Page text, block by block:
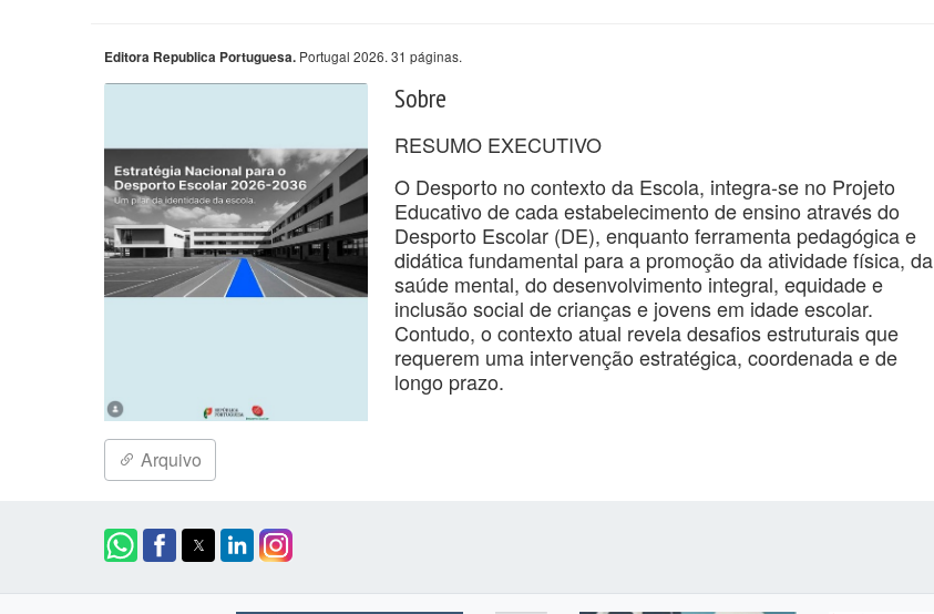
Editora Republica Portuguesa. Portugal 2026. 31 páginas.
Sobre
RESUMO EXECUTIVO
O Desporto no contexto da Escola, integra-se no Projeto
Educativo de cada estabelecimento de ensino através do
Desporto Escolar (DE), enquanto ferramenta pedagógica e
didática fundamental para a promoção da atividade física, da
saúde mental, do desenvolvimento integral, equidade e
inclusão social de crianças e jovens em idade escolar.
Contudo, o contexto atual revela desafios estruturais que
requerem uma intervenção estratégica, coordenada e de
longo prazo.
Arquivo